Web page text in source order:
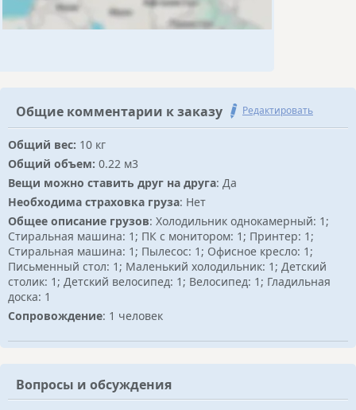
Общие комментарии к заказу Редактировать
Общий вес: 10 кг
Общий объем: 0.22 м3
Вещи можно ставить друг на друга: Да
Необходима страховка груза: Нет
Общее описание грузов: Холодильник однокамерный: 1;
Стиральная машина: 1; ПК с монитором: 1; Принтер: 1;
Стиральная машина: 1; Пылесос: 1; Офисное кресло: 1;
Письменный стол: 1; Маленький холодильник: 1; Детский
столик: 1; Детский велосипед: 1; Велосипед: 1; Гладильная
доска: 1
Сопровождение: 1 человек
Вопросы и обсуждения